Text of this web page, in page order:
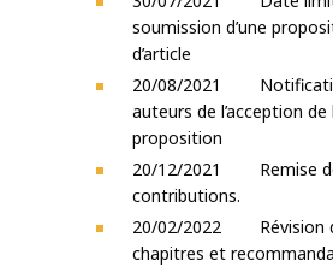
soumission d’une
d’article
20/08/2021
auteurs de l’acception de
proposition
20/12/2021 Remise
contributions.
20/02/2022 Révision
chapitres et